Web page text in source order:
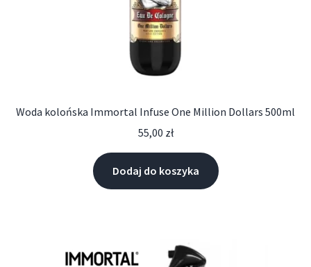
Woda kolońska Immortal Infuse One Million Dollars 500ml
55,00 zł
Dodaj do koszyka